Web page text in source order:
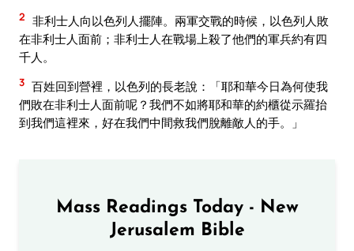
2 非利士人向以色列人擺陣。兩軍交戰的時候，以色列人敗
在非利士人面前；非利士人在戰場上殺了他們的軍兵約有四
千人。
3 百姓回到營裡，以色列的長老說：「耶和華今日為何使我
們敗在非利士人面前呢？我們不如將耶和華的約櫃從示羅抬
到我們這裡來，好在我們中間救我們脫離敵人的手。」
Mass Readings Today - New
Jerusalem Bible